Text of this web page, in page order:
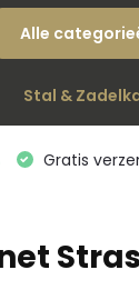
Alle
Stal &
Gratis